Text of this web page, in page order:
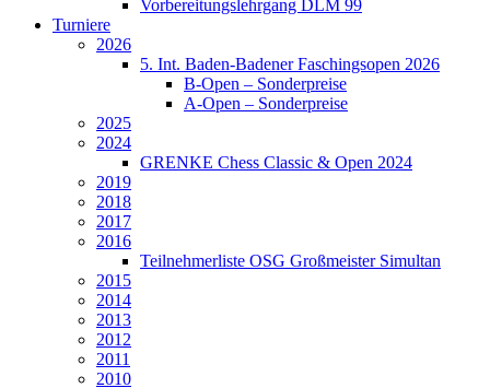
Vorbereitungslehrgang DLM 99
Turniere
2026
5. Int. Baden-Badener Faschingsopen 2026
B-Open – Sonderpreise
A-Open – Sonderpreise
2025
2024
GRENKE Chess Classic & Open 2024
2019
2018
2017
2016
Teilnehmerliste OSG Großmeister Simultan
2015
2014
2013
2012
2011
2010